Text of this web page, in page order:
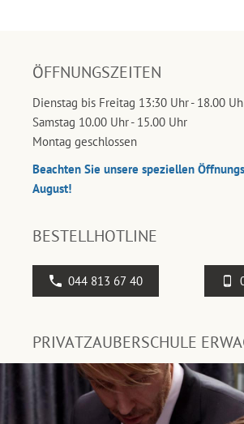
ÖFFNUNGSZEITEN
Dienstag bis Freitag 13:30 Uhr - 18.00
Samstag 10.00 Uhr - 15.00 Uhr
Montag geschlossen
Beachten Sie unsere speziellen
August!
BESTELLHOTLINE
044 813 67 40
PRIVATZAUBERSCHULE